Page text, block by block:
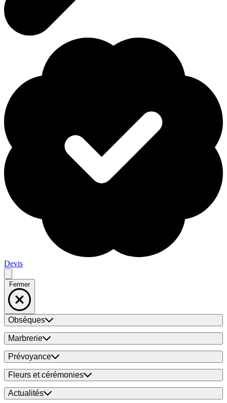
Devis
Fermer
Obsèques
Marbrerie
Prévoyance
Fleurs et cérémonies
Actualités